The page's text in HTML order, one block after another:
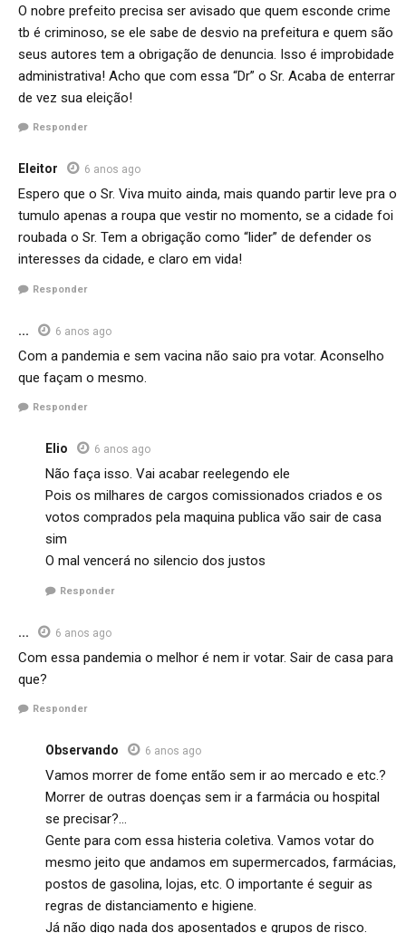
O nobre prefeito precisa ser avisado que quem esconde crime
tb é criminoso, se ele sabe de desvio na prefeitura e quem são
seus autores tem a obrigação de denuncia. Isso é improbidade
administrativa! Acho que com essa “Dr” o Sr. Acaba de enterrar
de vez sua eleição!
Responder
Eleitor 6 anos ago
Espero que o Sr. Viva muito ainda, mais quando partir leve pra o
tumulo apenas a roupa que vestir no momento, se a cidade foi
roubada o Sr. Tem a obrigação como “lider” de defender os
interesses da cidade, e claro em vida!
Responder
... 6 anos ago
Com a pandemia e sem vacina não saio pra votar. Aconselho
que façam o mesmo.
Responder
Elio 6 anos ago
Não faça isso. Vai acabar reelegendo ele
Pois os milhares de cargos comissionados criados e os
votos comprados pela maquina publica vão sair de casa
sim
O mal vencerá no silencio dos justos
Responder
... 6 anos ago
Com essa pandemia o melhor é nem ir votar. Sair de casa para
que?
Responder
Observando 6 anos ago
Vamos morrer de fome então sem ir ao mercado e etc.?
Morrer de outras doenças sem ir a farmácia ou hospital
se precisar?…
Gente para com essa histeria coletiva. Vamos votar do
mesmo jeito que andamos em supermercados, farmácias,
postos de gasolina, lojas, etc. O importante é seguir as
regras de distanciamento e higiene.
Já não digo nada dos aposentados e grupos de risco.